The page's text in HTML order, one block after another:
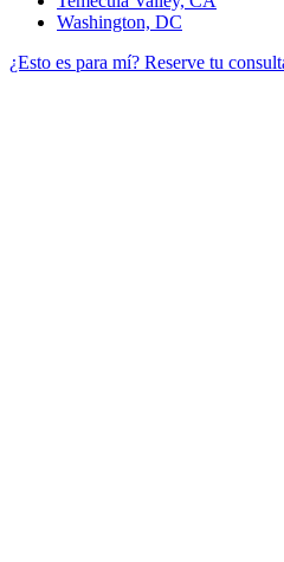
Washington, DC
¿Esto es para mí? Reserve tu